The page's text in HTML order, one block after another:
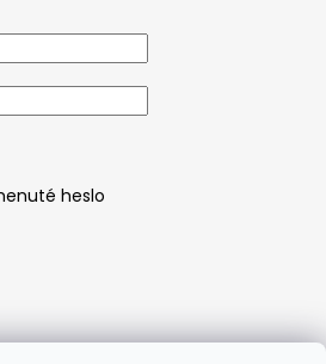
heslo
na Instagramu